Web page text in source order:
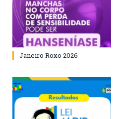
Janeiro Roxo 2026